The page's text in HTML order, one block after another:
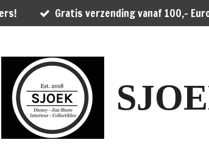
Gratis verzending vanaf 100,-